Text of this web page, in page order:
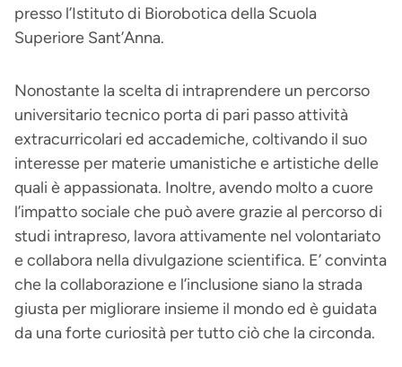
presso l’Istituto di Biorobotica della Scuola
Superiore Sant’Anna.
Nonostante la scelta di intraprendere un percorso
universitario tecnico porta di pari passo attività
extracurricolari ed accademiche, coltivando il suo
interesse per materie umanistiche e artistiche delle
quali è appassionata. Inoltre, avendo molto a cuore
l’impatto sociale che può avere grazie al percorso di
studi intrapreso, lavora attivamente nel volontariato
e collabora nella divulgazione scientifica. E’ convinta
che la collaborazione e l’inclusione siano la strada
giusta per migliorare insieme il mondo ed è guidata
da una forte curiosità per tutto ciò che la circonda.